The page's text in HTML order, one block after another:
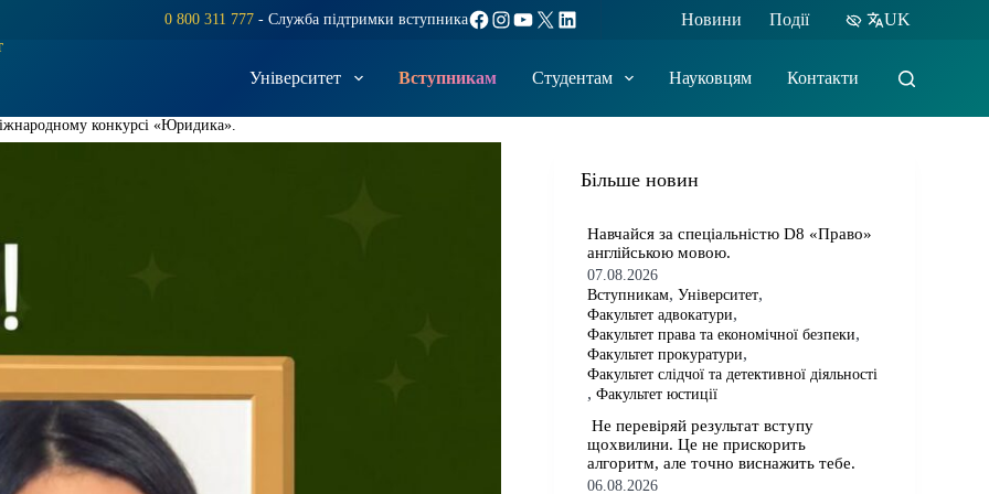
0 800 311 777- Служба підтримки вступникаFacebook
Instagram
YouTube
X LinkedIn Новини Події
UK
Університет Вступникам Студентам Науковцям Контакти
конкурсі «Юридика».
Більше новин
​​Навчайся за спеціальністю D8 «Право»
англійською мовою.
07.08.2026
Вступникам,Університет,
Факультет адвокатури,
Факультет права та економічної безпеки,
Факультет прокуратури,
Факультет слідчої та детективної діяльності
,Факультет юстиції
​​ Не перевіряй результат вступу
щохвилини. Це не прискорить
алгоритм, але точно виснажить тебе.
06.08.2026